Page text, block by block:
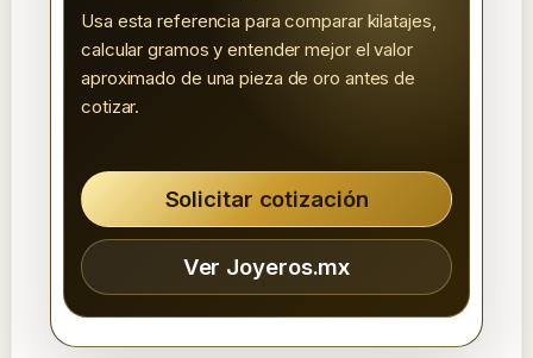
Usa esta referencia para comparar kilatajes,
calcular gramos y entender mejor el valor
aproximado de una pieza de oro antes de
cotizar.
Solicitar cotización
Ver Joyeros.mx